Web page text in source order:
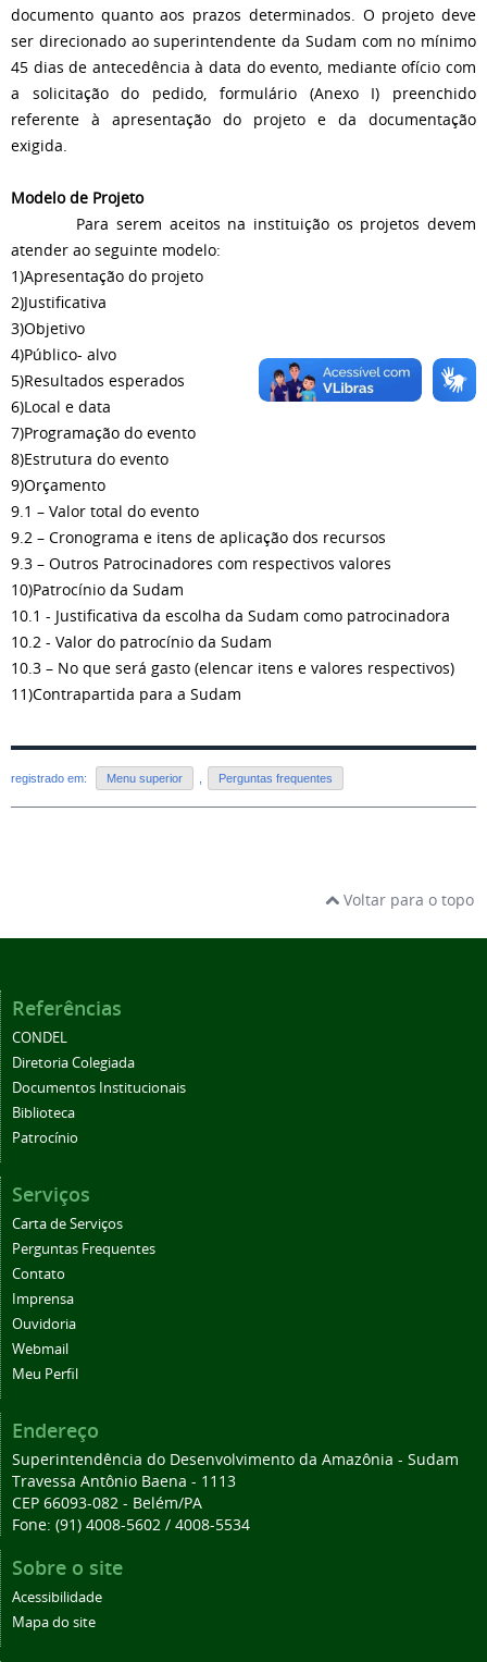
documento quanto aos prazos determinados. O projeto deve
ser direcionado ao superintendente da Sudam com no mínimo
45 dias de antecedência à data do evento, mediante ofício com
a solicitação do pedido, formulário (Anexo I) preenchido
referente à apresentação do projeto e da documentação
exigida.
Modelo de Projeto
Para serem aceitos na instituição os projetos devem
atender ao seguinte modelo:
1)Apresentação do projeto
2)Justificativa
3)Objetivo
4)Público- alvo
5)Resultados esperados
6)Local e data
7)Programação do evento
8)Estrutura do evento
9)Orçamento
9.1 – Valor total do evento
9.2 – Cronograma e itens de aplicação dos recursos
9.3 – Outros Patrocinadores com respectivos valores
10)Patrocínio da Sudam
10.1 - Justificativa da escolha da Sudam como patrocinadora
10.2 - Valor do patrocínio da Sudam
10.3 – No que será gasto (elencar itens e valores respectivos)
11)Contrapartida para a Sudam
registrado em: Menu superior Perguntas frequentes
Voltar para o topo
Referências
CONDEL
Diretoria Colegiada
Documentos Institucionais
Biblioteca
Patrocínio
Serviços
Carta de Serviços
Perguntas Frequentes
Contato
Imprensa
Ouvidoria
Webmail
Meu Perfil
Endereço
Superintendência do Desenvolvimento da Amazônia - Sudam
Travessa Antônio Baena - 1113
CEP 66093-082 - Belém/PA
Fone: (91) 4008-5602 / 4008-5534
Sobre o site
Acessibilidade
Mapa do site